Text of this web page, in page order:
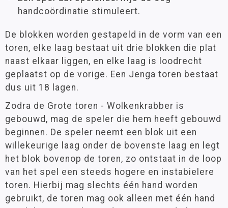
handcoördinatie stimuleert.
De blokken worden gestapeld in de vorm van een
toren, elke laag bestaat uit drie blokken die plat
naast elkaar liggen, en elke laag is loodrecht
geplaatst op de vorige. Een Jenga toren bestaat
dus uit 18 lagen.
Zodra de Grote toren - Wolkenkrabber is
gebouwd, mag de speler die hem heeft gebouwd
beginnen. De speler neemt een blok uit een
willekeurige laag onder de bovenste laag en legt
het blok bovenop de toren, zo ontstaat in de loop
van het spel een steeds hogere en instabielere
toren. Hierbij mag slechts één hand worden
gebruikt, de toren mag ook alleen met één hand